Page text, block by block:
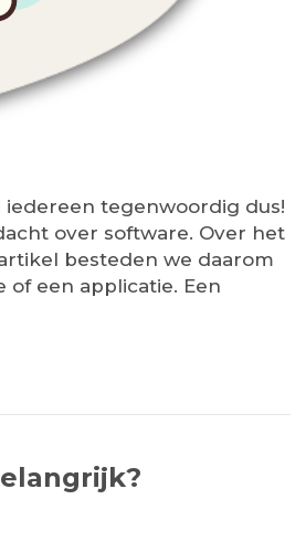
tegenwoordig dus!
over software. Over het
besteden we daarom
of een applicatie. Een